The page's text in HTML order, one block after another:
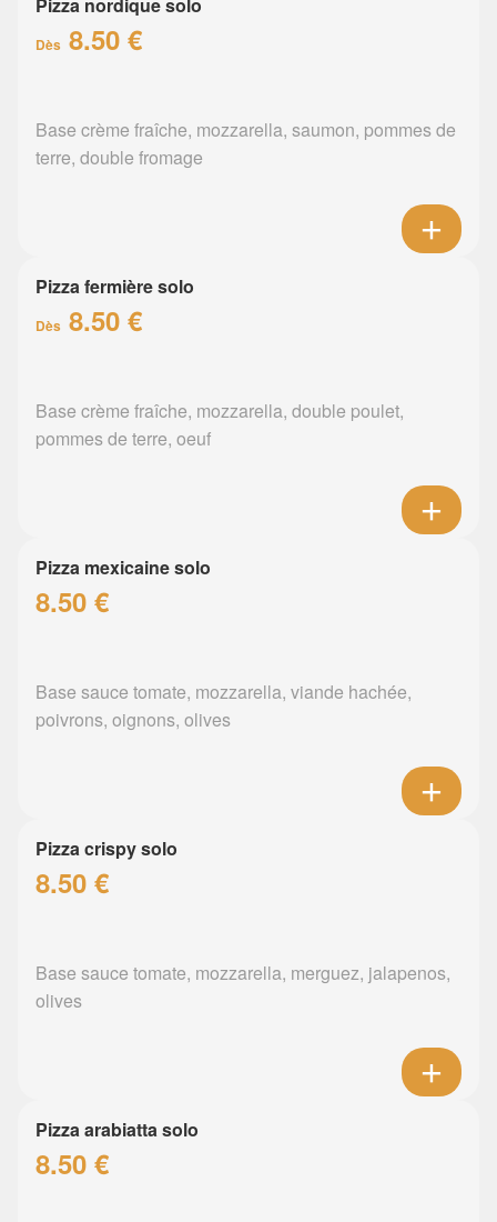
Pizza nordique solo
Dès 8.50 €
Base crème fraîche, mozzarella, saumon, pommes de
terre, double fromage
Pizza fermière solo
Dès 8.50 €
Base crème fraîche, mozzarella, double poulet,
pommes de terre, oeuf
Pizza mexicaine solo
8.50 €
Base sauce tomate, mozzarella, viande hachée,
poivrons, oignons, olives
Pizza crispy solo
8.50 €
Base sauce tomate, mozzarella, merguez, jalapenos,
olives
Pizza arabiatta solo
8.50 €